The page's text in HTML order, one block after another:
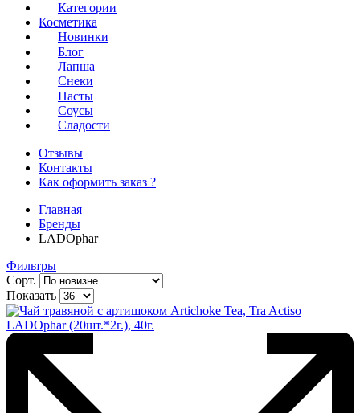
Категории
Косметика
Новинки
Блог
Лапша
Снеки
Пасты
Соусы
Сладости
Отзывы
Контакты
Как оформить заказ ?
Главная
Бренды
LADOphar
Фильтры
Сорт.
Показать